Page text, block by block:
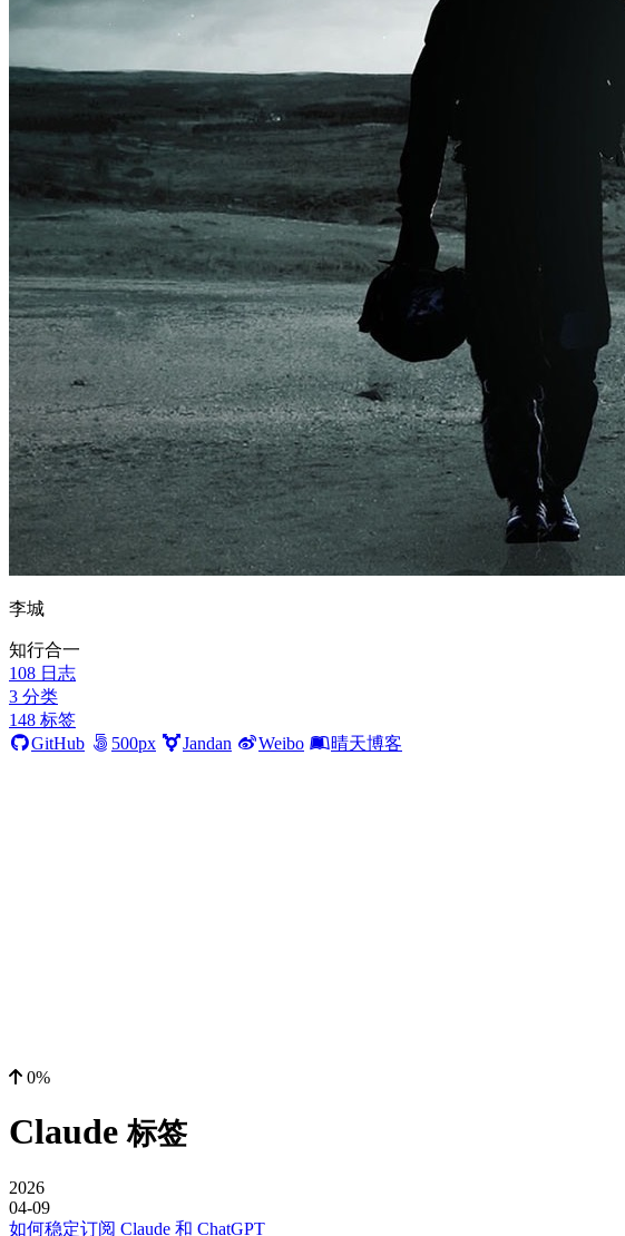
李城
知行合一
108 日志
3 分类
148 标签
GitHub
500px Jandan Weibo 晴天博客
0%
Claude标签
2026
04-09
如何稳定订阅 Claude 和 ChatGPT